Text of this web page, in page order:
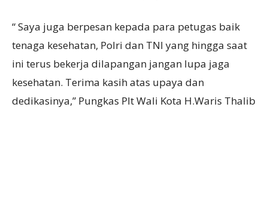
“ Saya juga berpesan kepada para petugas baik
tenaga kesehatan, Polri dan TNI yang hingga saat
ini terus bekerja dilapangan jangan lupa jaga
kesehatan. Terima kasih atas upaya dan
dedikasinya,” Pungkas Plt Wali Kota H.Waris Thalib